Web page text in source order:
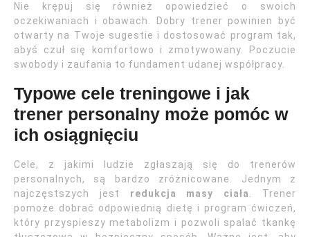
Nie krępuj się również opowiedzieć o swoich
oczekiwaniach i obawach. Dobry trener powinien być
otwarty na Twoje sugestie i dostosować program tak,
abyś czuł się komfortowo i zmotywowany. Poczucie
swobody i zaufania to fundament udanej współpracy.
Typowe cele treningowe i jak
trener personalny może pomóc w
ich osiągnięciu
Cele, z jakimi ludzie zgłaszają się do trenerów
personalnych, są bardzo zróżnicowane. Jednym z
najczęstszych jest redukcja masy ciała
. Trener
pomoże dobrać odpowiednią dietę i program ćwiczeń,
który przyspieszy metabolizm i pozwoli spalać tkankę